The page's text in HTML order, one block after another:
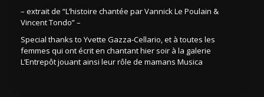
– extrait de “L’histoire chantée par Vannick Le Poulain &
Vincent Tondo” –
Special thanks to Yvette Gazza-Cellario, et à toutes les
femmes qui ont écrit en chantant hier soir à la galerie
L’Entrepôt jouant ainsi leur rôle de mamans Musica